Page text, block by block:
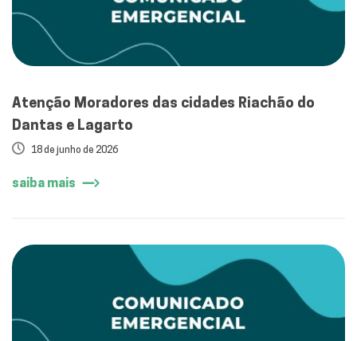
Atenção Moradores das cidades Riachão do
Dantas e Lagarto
18 de junho de 2026
saiba mais